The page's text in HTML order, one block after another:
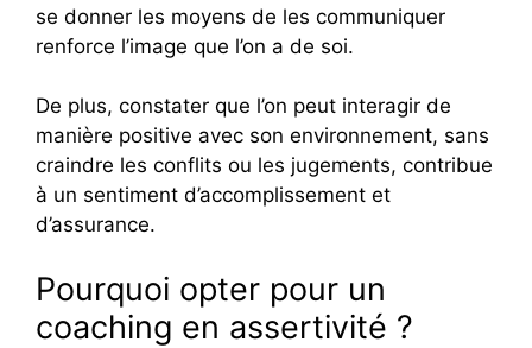
se donner les moyens de les communiquer
renforce l’image que l’on a de soi.
De plus, constater que l’on peut interagir de
manière positive avec son environnement, sans
craindre les conflits ou les jugements, contribue
à un sentiment d’accomplissement et
d’assurance.
Pourquoi opter pour un
coaching en assertivité ?